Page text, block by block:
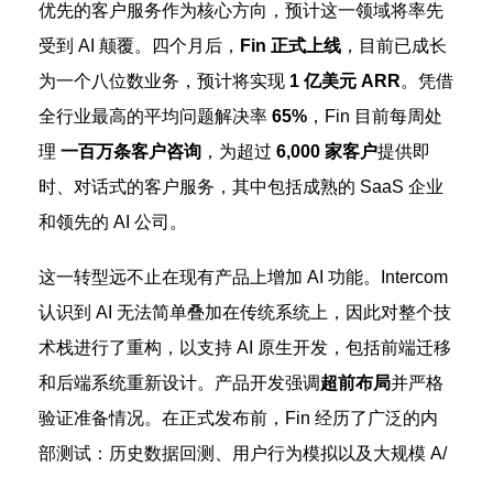
优先的客户服务作为核心方向，预计这一领域将率先
受到 AI 颠覆。四个月后， Fin 正式上线 ，目前已成长
为一个八位数业务，预计将实现 1 亿美元 ARR。凭借
全行业最高的平均问题解决率 65% ，Fin 目前每周处
理 一百万条客户咨询 ，为超过 6,000 家客户提供即
时、对话式的客户服务，其中包括成熟的 SaaS 企业
和领先的 AI 公司。
这一转型远不止在现有产品上增加 AI 功能。Intercom
认识到 AI 无法简单叠加在传统系统上，因此对整个技
术栈进行了重构，以支持 AI 原生开发，包括前端迁移
和后端系统重新设计。产品开发强调超前布局并严格
验证准备情况。在正式发布前，Fin 经历了广泛的内
部测试：历史数据回测、用户行为模拟以及大规模 A/